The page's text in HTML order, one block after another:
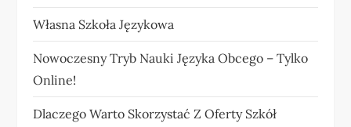
Własna Szkoła Językowa
Nowoczesny Tryb Nauki Języka Obcego – Tylko
Online!
Dlaczego Warto Skorzystać Z Oferty Szkół